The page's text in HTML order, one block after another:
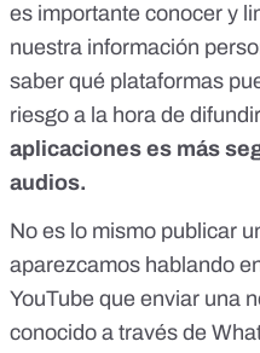
es importante conocer y
nuestra información
saber qué plataformas
riesgo a la hora de
aplicaciones es más
audios.
No es lo mismo publicar
aparezcamos hablando
YouTube que enviar una
conocido a través de